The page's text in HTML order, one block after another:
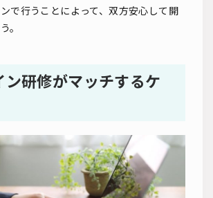
で行うことによって、双方安心して開
。
ン研修がマッチするケ